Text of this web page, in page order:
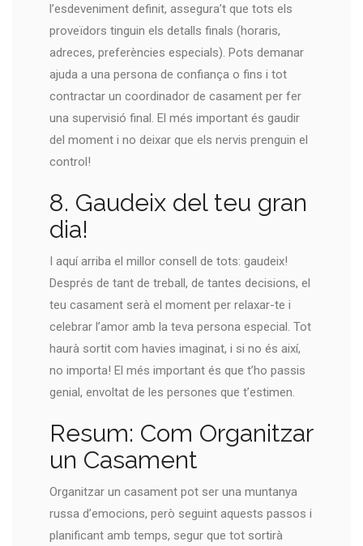
l’esdeveniment definit, assegura’t que tots els
proveïdors tinguin els detalls finals (horaris,
adreces, preferències especials). Pots demanar
ajuda a una persona de confiança o fins i tot
contractar un coordinador de casament per fer
una supervisió final. El més important és gaudir
del moment i no deixar que els nervis prenguin el
control!
8. Gaudeix del teu gran
dia!
I aquí arriba el millor consell de tots: gaudeix!
Després de tant de treball, de tantes decisions, el
teu casament serà el moment per relaxar-te i
celebrar l’amor amb la teva persona especial. Tot
haurà sortit com havies imaginat, i si no és així,
no importa! El més important és que t’ho passis
genial, envoltat de les persones que t’estimen.
Resum: Com Organitzar
un Casament
Organitzar un casament pot ser una muntanya
russa d’emocions, però seguint aquests passos i
planificant amb temps, segur que tot sortirà